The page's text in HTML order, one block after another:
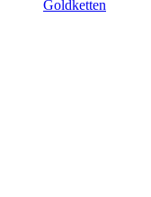
Goldketten